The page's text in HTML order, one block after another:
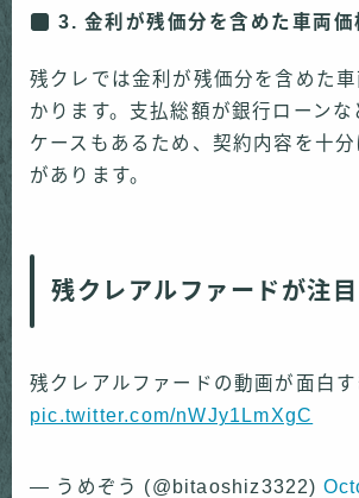
3. 金利が残価分を含めた車両価
残クレでは金利が残価分を含めた
かります。支払総額が銀行ローンな
ケースもあるため、契約内容を十
があります。
残クレアルファードが注
残クレアルファードの動画が面白す
pic.twitter.com/nWJy1LmXgC
— うめぞう (@bitaoshiz3322)